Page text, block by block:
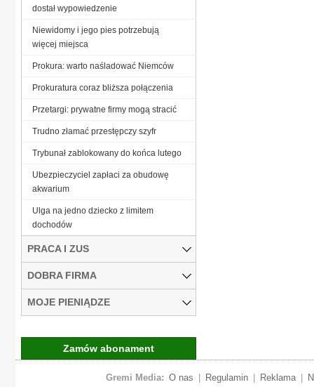
dostał wypowiedzenie
Niewidomy i jego pies potrzebują
więcej miejsca
Prokura: warto naśladować Niemców
Prokuratura coraz bliższa połączenia
Przetargi: prywatne firmy mogą stracić
Trudno złamać przestępczy szyfr
Trybunał zablokowany do końca lutego
Ubezpieczyciel zapłaci za obudowę
akwarium
Ulga na jedno dziecko z limitem
dochodów
PRACA I ZUS
DOBRA FIRMA
MOJE PIENIĄDZE
Zamów abonament
Gremi Media: O nas Regulamin Reklama